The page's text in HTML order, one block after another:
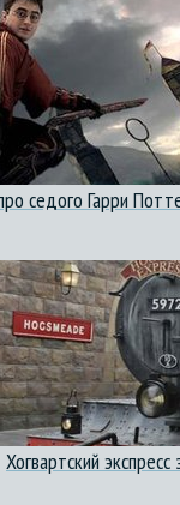
седого Гарри
Хогвартский